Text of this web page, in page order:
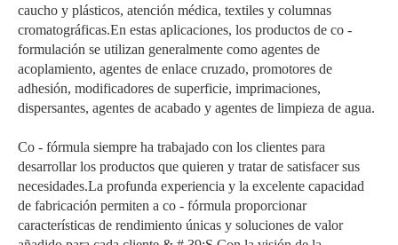
caucho y plásticos, atención médica, textiles y columnas
cromatográficas.En estas aplicaciones, los productos de co -
formulación se utilizan generalmente como agentes de
acoplamiento, agentes de enlace cruzado, promotores de
adhesión, modificadores de superficie, imprimaciones,
dispersantes, agentes de acabado y agentes de limpieza de agua.
Co - fórmula siempre ha trabajado con los clientes para
desarrollar los productos que quieren y tratar de satisfacer sus
necesidades.La profunda experiencia y la excelente capacidad
de fabricación permiten a co - fórmula proporcionar
características de rendimiento únicas y soluciones de valor